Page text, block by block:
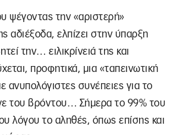
ψέγοντας την «αριστερή»
αδιέξοδα, ελπίζει στην ύπαρξη
την… ειλικρίνειά της και
προφητικά, μια «ταπεινωτική
συνέπειες για το
του βρόντου… Σήμερα το 99% του
λόγου το αληθές, όπως επίσης και